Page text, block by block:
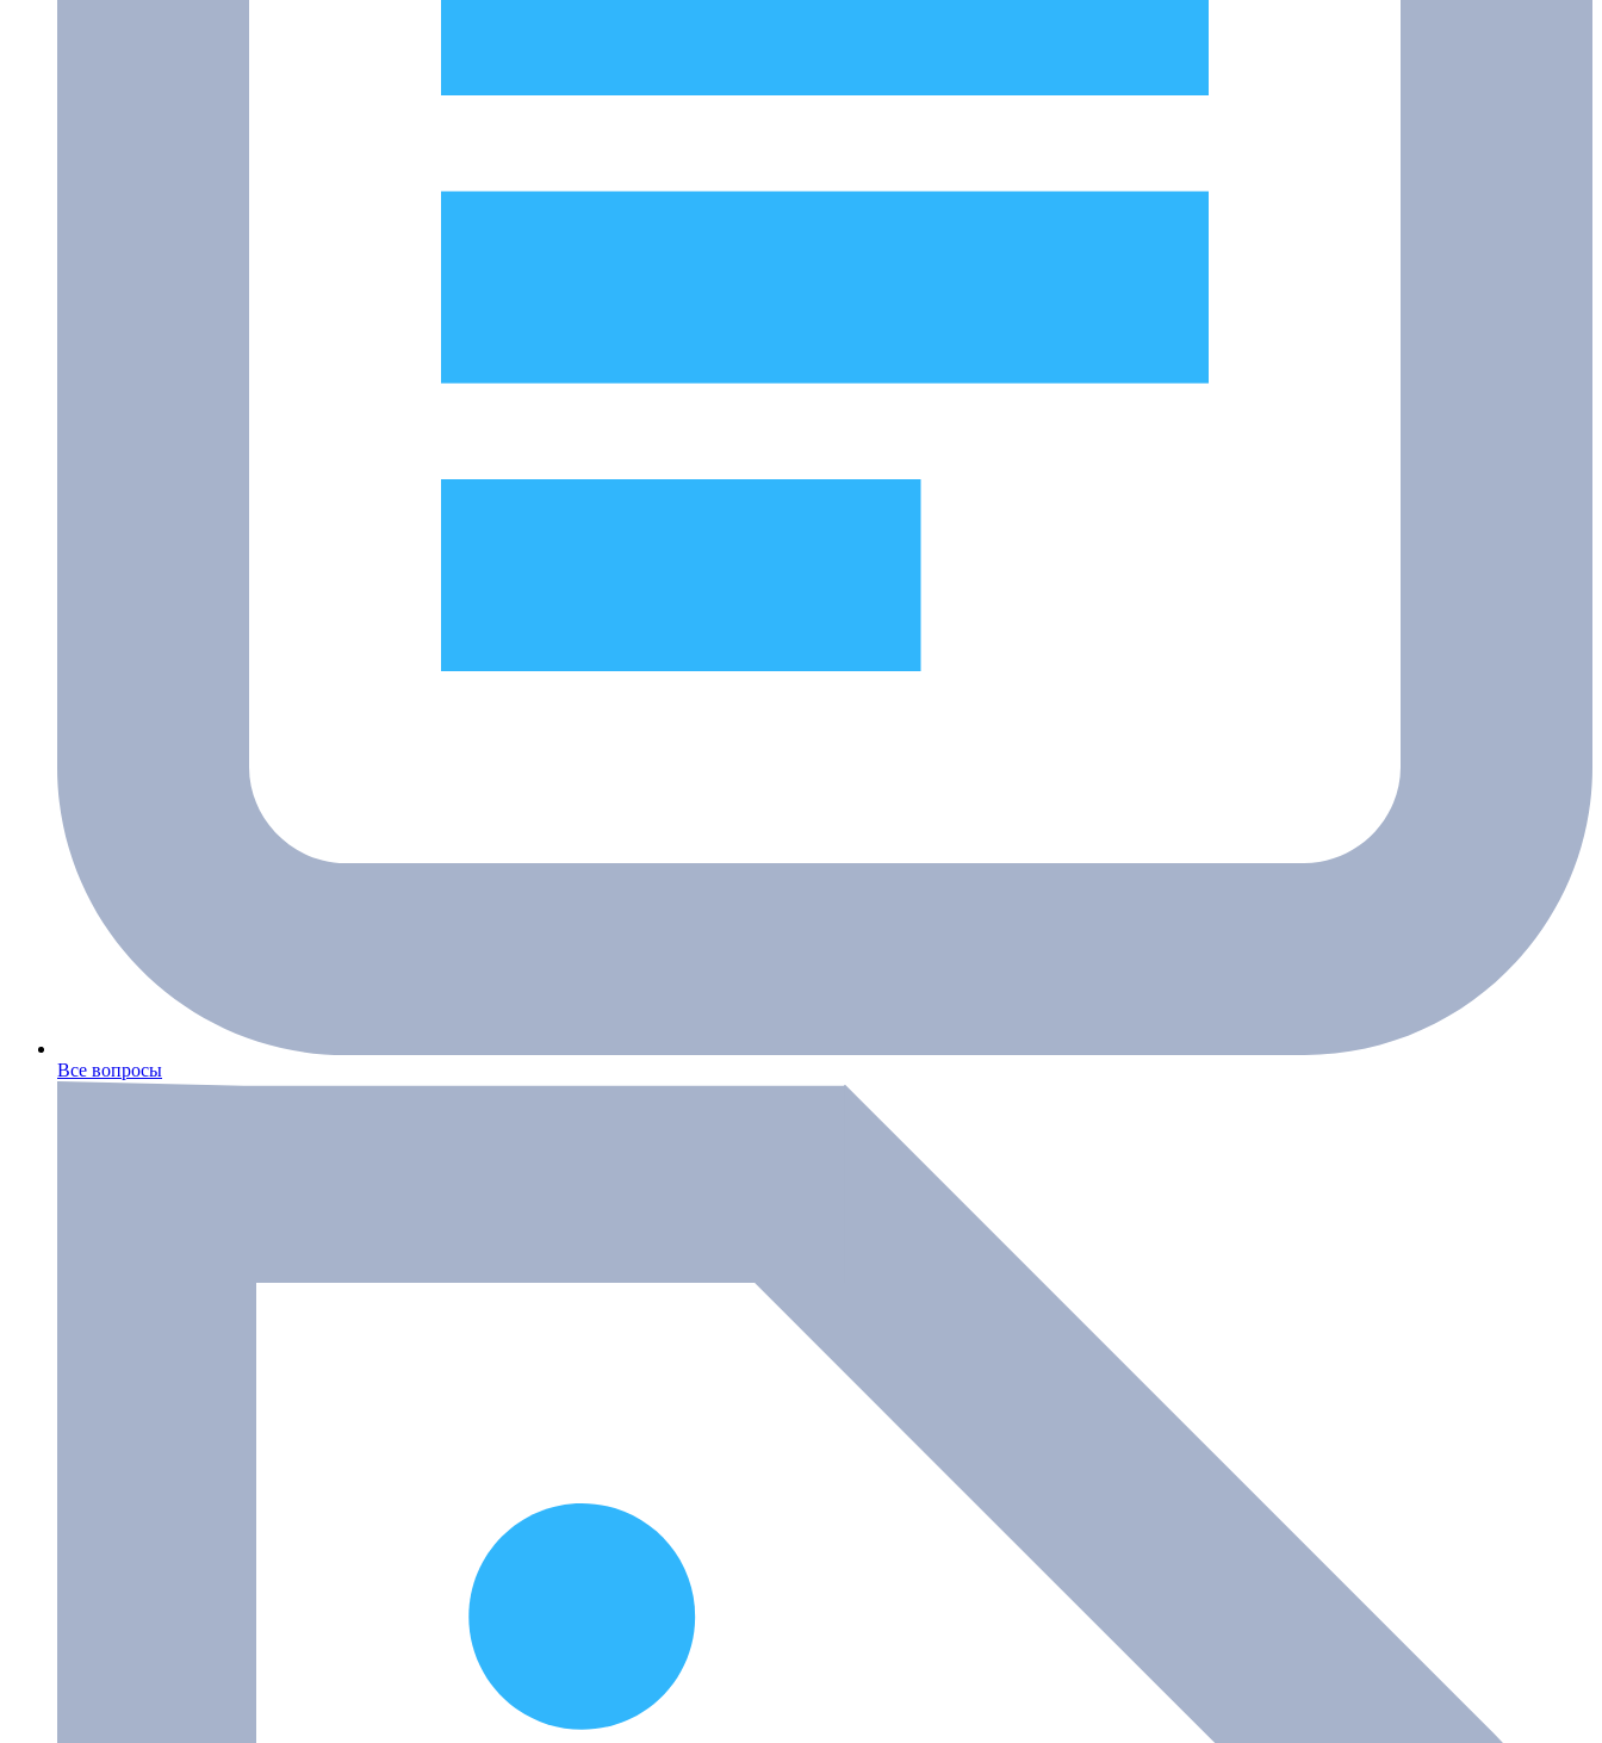
Все вопросы